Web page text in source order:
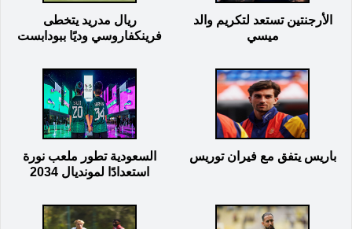
الأرجنتين تستعد لتكريم والد
ميسي
ريال مدريد يتخطى
فرينكفاروسي وديًا ببودابست
باريس يتفق مع فيران توريس
السعودية تطور ملعب نورة
استعدادًا لمونديال 2034